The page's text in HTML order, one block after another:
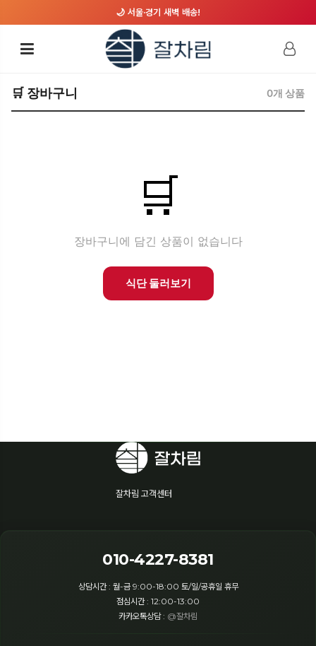
🌙 서울·경기 새벽 배송!
🛒 장바구니 0개 상품
🛒
장바구니에 담긴 상품이 없습니다
식단 둘러보기
잘차림 고객센터
010-4227-8381
상담시간 : 월-금 9:00-18:00 토/일/공휴일 휴무
점심시간 : 12:00-13:00
카카오톡상담 : @잘차림